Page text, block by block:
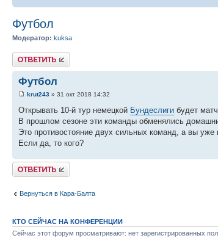
Футбол
Модератор: kuksa
Ответить
Футбол
krut243 » 31 окт 2018 14:32
Открывать 10-й тур немецкой Бундеслиги будет
В прошлом сезоне эти команды обменялись
Это противостояние двух сильных команд, а вы уже
Если да, то кого?
Ответить
Вернуться в Кара-Балта
КТО СЕЙЧАС НА КОНФЕРЕНЦИИ
Сейчас этот форум просматривают: нет зарегистрированных